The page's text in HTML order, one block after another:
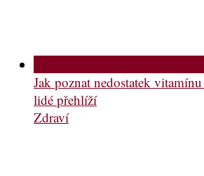
Jak poznat nedostatek
lidé přehlíží
Zdraví